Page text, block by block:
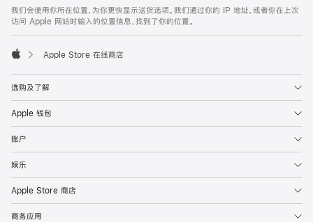
页
脚
我们会使用你所在位置，为你更快显示送货选项。我们通过你的 IP 地址，或者你在上次
访问 Apple 网站时输入的位置信息，找到了你的位置。
Apple Store 在线商店
选购及了解
Apple 钱包
账户
娱乐
Apple Store 商店
商务应用